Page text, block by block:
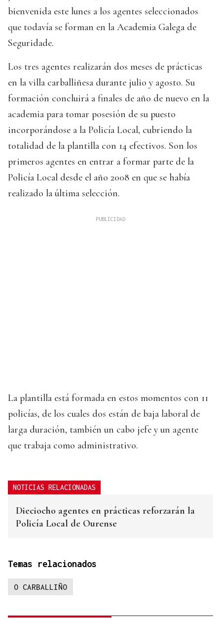
bienvenida este lunes a los agentes seleccionados
que todavía se forman en la Academia Galega de
Seguridade.
Los tres agentes realizarán dos meses de prácticas
en la villa carballiñesa durante julio y agosto. Su
formación concluirá a finales de año de nuevo en la
academia para tomar posesión de su puesto
incorporándose a la Policía Local, cubriendo la
totalidad de la plantilla con 14 efectivos. Son los
primeros agentes en entrar a formar parte de la
Policía Local desde el año 2008 en que se había
realizado la última selección.
La plantilla está formada en estos momentos con 11
policías, de los cuales dos están de baja laboral de
larga duración, también un cabo jefe y un agente
que trabaja como administrativo.
NOTICIAS RELACIONADAS
Dieciocho agentes en prácticas reforzarán la
Policía Local de Ourense
Temas relacionados
O CARBALLIÑO